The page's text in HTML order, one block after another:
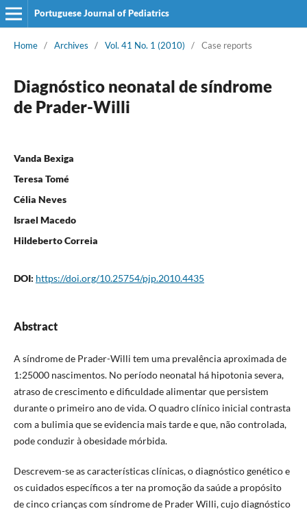
Portuguese Journal of Pediatrics
Home / Archives / Vol. 41 No. 1 (2010) / Case reports
Diagnóstico neonatal de síndrome
de Prader-Willi
Vanda Bexiga
Teresa Tomé
Célia Neves
Israel Macedo
Hildeberto Correia
DOI: https://doi.org/10.25754/pjp.2010.4435
Abstract
A síndrome de Prader-Willi tem uma prevalência aproximada de
1:25000 nascimentos. No período neonatal há hipotonia severa,
atraso de crescimento e dificuldade alimentar que persistem
durante o primeiro ano de vida. O quadro clínico inicial contrasta
com a bulimia que se evidencia mais tarde e que, não controlada,
pode conduzir à obesidade mórbida.
Descrevem-se as características clínicas, o diagnóstico genético e
os cuidados específicos a ter na promoção da saúde a propósito
de cinco crianças com síndrome de Prader Willi, cujo diagnóstico